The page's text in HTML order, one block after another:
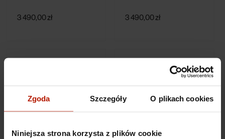
Zgoda Szczegóły O plikach cookies
Niniejsza strona korzysta z plików cookie
3 490,00 zł 3 490,00 zł